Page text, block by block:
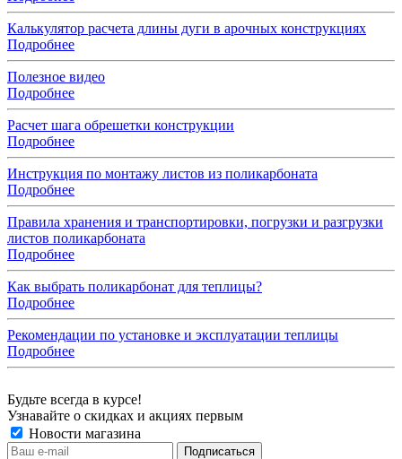
Калькулятор расчета длины дуги в арочных конструкциях
Подробнее
Полезное видео
Подробнее
Расчет шага обрешетки конструкции
Подробнее
Инструкция по монтажу листов из поликарбоната
Подробнее
Правила хранения и транспортировки, погрузки и разгрузки
листов поликарбоната
Подробнее
Как выбрать поликарбонат для теплицы?
Подробнее
Рекомендации по установке и эксплуатации теплицы
Подробнее
Будьте всегда в курсе!
Узнавайте о скидках и акциях первым
Новости магазина